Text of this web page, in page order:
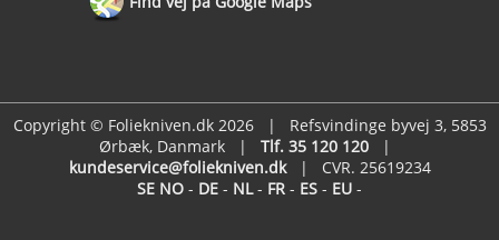
Copyright © Foliekniven.dk 2026 | Refsvindinge byvej 3, 5853
Ørbæk, Danmark | Tlf. 35 120 120 |
kundeservice@foliekniven.dk| CVR. 25619234
SE NO - DE - NL- FR - ES - EU -